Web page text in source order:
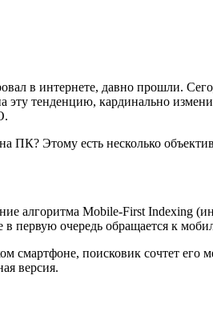
в интернете, давно прошли.
тенденцию, кардинально
ПК? Этому есть несколько
алгоритма Mobile-First Indexing
первую очередь обращается к
смартфоне, поисковик сочтет
версия.